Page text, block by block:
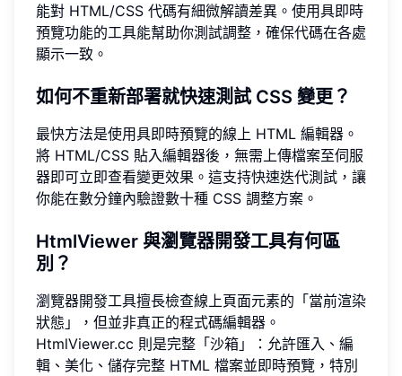
能對 HTML/CSS 代碼有細微解讀差異。使用具即時
預覽功能的工具能幫助你測試調整，確保代碼在各處
顯示一致。
如何不重新部署就快速測試 CSS 變更？
最快方法是使用具即時預覽的線上 HTML 編輯器。
將 HTML/CSS 貼入編輯器後，無需上傳檔案至伺服
器即可立即查看變更效果。這支持快速迭代測試，讓
你能在數分鐘內驗證數十種 CSS 調整方案。
HtmlViewer 與瀏覽器開發工具有何區
別？
瀏覽器開發工具擅長檢查線上頁面元素的「當前渲染
狀態」，但並非真正的程式碼編輯器。
HtmlViewer.cc 則是完整「沙箱」：允許匯入、編
輯、美化、儲存完整 HTML 檔案並即時預覽，特別